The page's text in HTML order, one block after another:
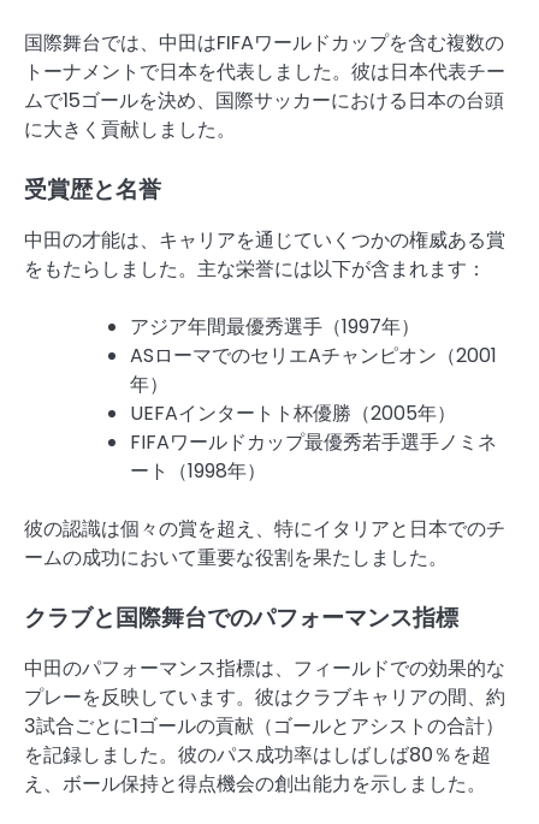
国際舞台では、中田はFIFAワールドカップを含む複数の
トーナメントで日本を代表しました。彼は日本代表チー
ムで15ゴールを決め、国際サッカーにおける日本の台頭
に大きく貢献しました。
受賞歴と名誉
中田の才能は、キャリアを通じていくつかの権威ある賞
をもたらしました。主な栄誉には以下が含まれます：
アジア年間最優秀選手（1997年）
ASローマでのセリエAチャンピオン（2001
年）
UEFAインタートト杯優勝（2005年）
FIFAワールドカップ最優秀若手選手ノミネ
ート（1998年）
彼の認識は個々の賞を超え、特にイタリアと日本でのチ
ームの成功において重要な役割を果たしました。
クラブと国際舞台でのパフォーマンス指標
中田のパフォーマンス指標は、フィールドでの効果的な
プレーを反映しています。彼はクラブキャリアの間、約
3試合ごとに1ゴールの貢献（ゴールとアシストの合計）
を記録しました。彼のパス成功率はしばしば80％を超
え、ボール保持と得点機会の創出能力を示しました。